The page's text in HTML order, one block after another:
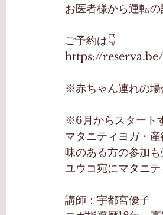
お医者様から運転
ご予約は👇
https://
※赤ちゃん連れの場
※6月からスタート
マタニティヨガ・
味のある方の参加
ユウコ宛にマタニ
講師：宇都宮優子